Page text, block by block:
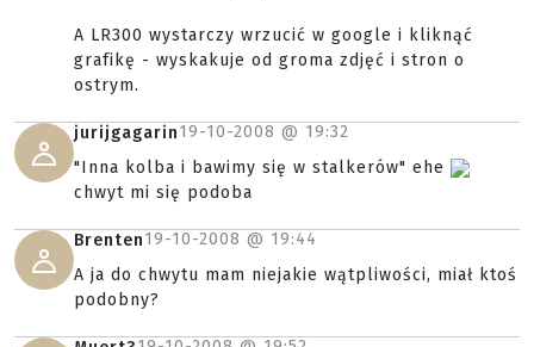
A LR300 wystarczy wrzucić w google i kliknąć
grafikę - wyskakuje od groma zdjęć i stron o
ostrym.
jurijgagarin19-10-2008 @ 19:32
"Inna kolba i bawimy się w stalkerów" ehe
chwyt mi się podoba
Brenten19-10-2008 @ 19:44
A ja do chwytu mam niejakie wątpliwości, miał ktoś
podobny?